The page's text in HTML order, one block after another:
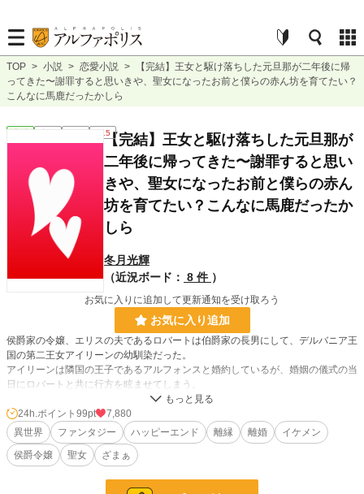
TOP > 小説 > 恋愛小説 >
【完結】王女と駆け落ちした元旦那が二年後に帰
ってきた〜謝罪すると思いきや、聖女になったお前と僕らの赤ん坊を育てたい？
こんなに馬鹿だったかしら
R15【完結】王女と駆け落ちした元旦那が
二年後に帰ってきた〜謝罪すると思い
きや、聖女になったお前と僕らの赤ん
坊を育てたい？こんなに馬鹿だったか
しら
冬月光輝
（近況ボード： 8 件 ）
お気に入りに追加して更新通知を受け取ろう
お気に入り追加
侯爵家の令嬢、エリスの夫であるロバートは伯爵家の長男にして、デルバニア王
国の第二王女アイリーンの幼馴染だった。
アイリーンは隣国の王子であるアルフォンスと婚約しているが、婚姻の儀式の当
日にロバートと共に行方を眩ませてしまう。
国際規模の婚約破棄事件の裏で失意に沈むエリスだったが、同じ境遇のアルフォ
ンスとお互いに励まし合い、元々魔法の素養があったので環境を変えようと修行
をして聖女となり、王国でも重宝される存在となった。
ロバートたちが蒸発して二年後のある日、突然エリスの前に元夫が現れる。
エリスは激怒して謝罪を求めたが、彼は「アイリーンと自分の赤子を三人で育て
24h.ポイント 99pt
7,880
異世界
ファンタジー ハッピーエンド 離縁 離婚
イケメン
侯爵令嬢
聖女 ざまぁ